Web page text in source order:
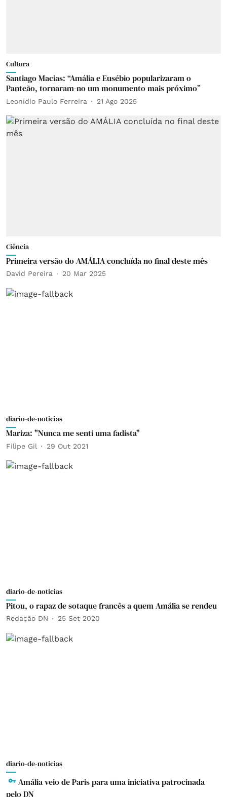
Cultura
Santiago Macias: “Amália e Eusébio popularizaram o
Panteão, tornaram-no um monumento mais próximo”
Leonídio Paulo Ferreira 21 Ago 2025
Ciência
Primeira versão do AMÁLIA concluída no final deste mês
David Pereira 20 Mar 2025
diario-de-noticias
Mariza: "Nunca me senti uma fadista"
Filipe Gil 29 Out 2021
diario-de-noticias
Pitou, o rapaz de sotaque francês a quem Amália se rendeu
Redação DN 25 Set 2020
diario-de-noticias
Amália veio de Paris para uma iniciativa patrocinada
pelo DN